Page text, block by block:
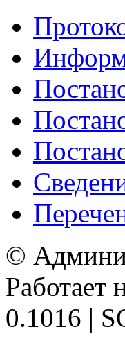
©
Работает
0.1016 |